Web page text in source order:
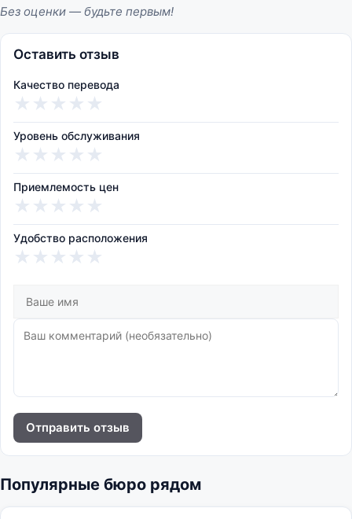
Без оценки — будьте первым!
Оставить отзыв
Качество перевода
★
★
★
★
★
Уровень обслуживания
★
★
★
★
★
Приемлемость цен
★
★
★
★
★
Удобство расположения
★
★
★
★
★
Отправить отзыв
Популярные бюро рядом